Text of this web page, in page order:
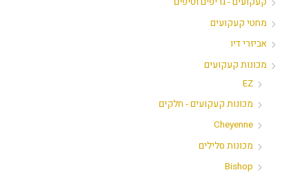
מחטי קעקועים
אביזרי דיו
מכונות קעקועים
EZ
מכונות קעקועים - חלקים
Cheyenne
מכונות סלילים
Bishop